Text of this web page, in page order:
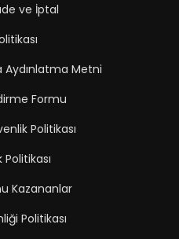
ve İptal
Aydınlatma Metni
Formu
Politikası
Kazananlar
Politikası